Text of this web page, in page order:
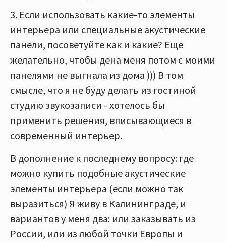
3. Если использовать какие-то элементы
интерьера или специальные акустические
панели, посоветуйте как и какие? Еще
желательно, чтобы дена меня потом с моими
панелями не выгнала из дома ))) В том
смысле, что я не буду делать из гостиной
студию звукозаписи - хотелось бы
применить решения, вписывающиеся в
современный интерьер.
В дополнение к последнему вопросу: где
можно купить подобные акустические
элементы интерьера (если можно так
выразиться) Я живу в Калининграде, и
вариантов у меня два: или заказывать из
России, или из любой точки Европы и